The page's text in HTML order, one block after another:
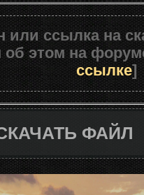
или ссылка на
этом на
ссылке]
ФАЙЛ